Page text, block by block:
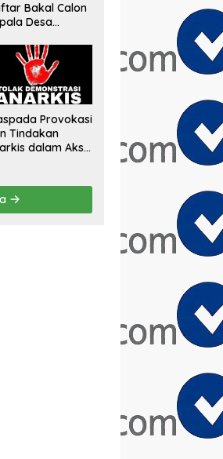
Bakal Calon
Desa
Dan
Pendukung
Meja Panitia
Provokasi
Tindakan
dalam Aksi